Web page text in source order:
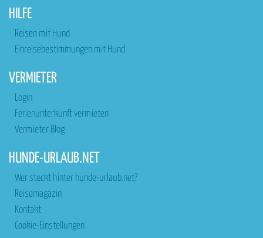
HILFE
Reisen mit Hund
Einreisebestimmungen mit Hund
VERMIETER
Login
Ferienunterkunft vermieten
Vermieter Blog
HUNDE-URLAUB.NET
Wer steckt hinter hunde-urlaub.net?
Reisemagazin
Kontakt
Cookie-Einstellungen